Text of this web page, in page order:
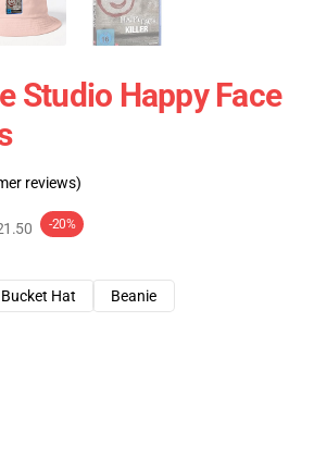
Studio Happy Face
reviews)
-20%
Bucket Hat
Beanie